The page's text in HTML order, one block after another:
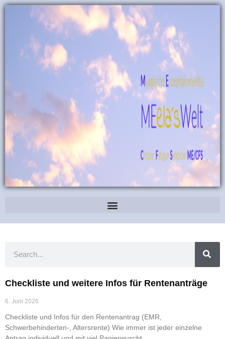
Checkliste und weitere Infos für Rentenanträge
6. Juni 2026
Checkliste und Infos für den Rentenantrag (EMR,
Schwerbehinderten-, Altersrente) Wie immer ist jeder einzelne